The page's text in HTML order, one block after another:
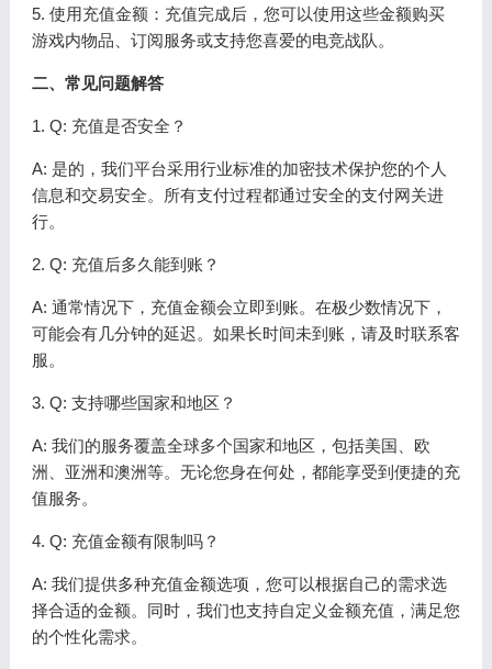
5. 使用充值金额：充值完成后，您可以使用这些金额购买
游戏内物品、订阅服务或支持您喜爱的电竞战队。
二、常见问题解答
1. Q: 充值是否安全？
A: 是的，我们平台采用行业标准的加密技术保护您的个人
信息和交易安全。所有支付过程都通过安全的支付网关进
行。
2. Q: 充值后多久能到账？
A: 通常情况下，充值金额会立即到账。在极少数情况下，
可能会有几分钟的延迟。如果长时间未到账，请及时联系客
服。
3. Q: 支持哪些国家和地区？
A: 我们的服务覆盖全球多个国家和地区，包括美国、欧
洲、亚洲和澳洲等。无论您身在何处，都能享受到便捷的充
值服务。
4. Q: 充值金额有限制吗？
A: 我们提供多种充值金额选项，您可以根据自己的需求选
择合适的金额。同时，我们也支持自定义金额充值，满足您
的个性化需求。